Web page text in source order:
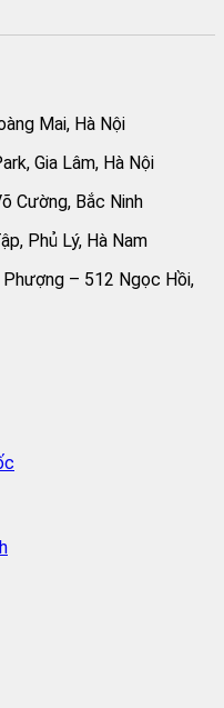
Mai, Hà Nội
Gia Lâm, Hà Nội
Cường, Bắc Ninh
Phủ Lý, Hà Nam
Phượng – 512 Ngọc Hồi,